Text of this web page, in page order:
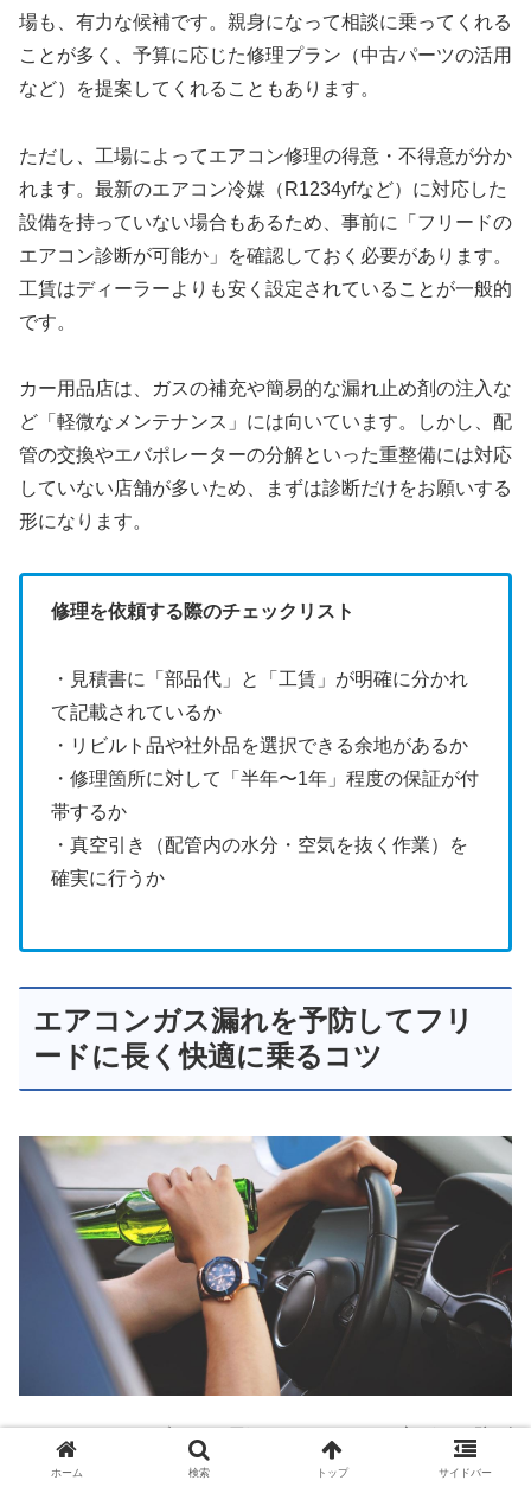
場も、有力な候補です。親身になって相談に乗ってくれる
ことが多く、予算に応じた修理プラン（中古パーツの活用
など）を提案してくれることもあります。
ただし、工場によってエアコン修理の得意・不得意が分か
れます。最新のエアコン冷媒（R1234yfなど）に対応した
設備を持っていない場合もあるため、事前に「フリードの
エアコン診断が可能か」を確認しておく必要があります。
工賃はディーラーよりも安く設定されていることが一般的
です。
カー用品店は、ガスの補充や簡易的な漏れ止め剤の注入な
ど「軽微なメンテナンス」には向いています。しかし、配
管の交換やエバポレーターの分解といった重整備には対応
していない店舗が多いため、まずは診断だけをお願いする
形になります。
修理を依頼する際のチェックリスト
・見積書に「部品代」と「工賃」が明確に分かれ
て記載されているか
・リビルト品や社外品を選択できる余地があるか
・修理箇所に対して「半年〜1年」程度の保証が付
帯するか
・真空引き（配管内の水分・空気を抜く作業）を
確実に行うか
エアコンガス漏れを予防してフリ
ードに長く快適に乗るコツ
エアコンのトラブルは、日頃のちょっとした心がけで防げ
るものもあります。修理して直った後も、あるいは故障す
ホーム 検索 トップ サイドバー